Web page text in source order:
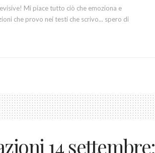
Mi piace tutto ciò che emoziona e
che provo nei testi che scrivo... spero di
14 settembre: